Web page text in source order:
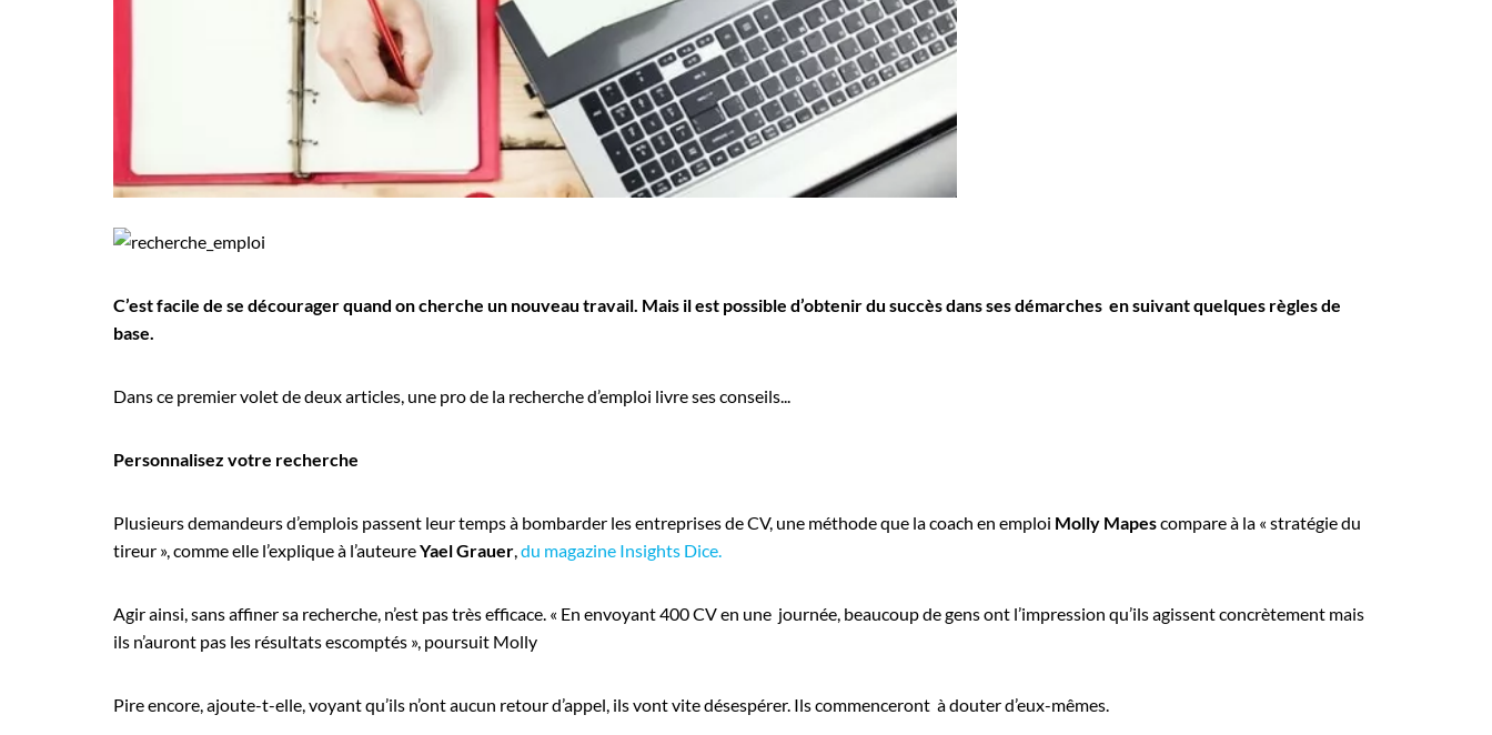
C’est facile de se décourager quand on cherche un nouveau travail. Mais il est possible d’obtenir du succès dans ses démarches en suivant quelques règles de
base.
Dans ce premier volet de deux articles, une pro de la recherche d’emploi livre ses conseils...
Personnalisez votre recherche
Plusieurs demandeurs d’emplois passent leur temps à bombarder les entreprises de CV, une méthode que la coach en emploi Molly Mapescompare à la « stratégie du
tireur », comme elle l’explique à l’auteureYael Grauer,du magazine Insights Dice.
Agir ainsi, sans affiner sa recherche, n’est pas très efficace. « En envoyant 400 CV en une journée, beaucoup de gens ont l’impression qu’ils agissent concrètement mais
ils n’auront pas les résultats escomptés », poursuit Molly
Pire encore, ajoute-t-elle, voyant qu’ils n’ont aucun retour d’appel, ils vont vite désespérer. Ils commenceront à douter d’eux-mêmes.